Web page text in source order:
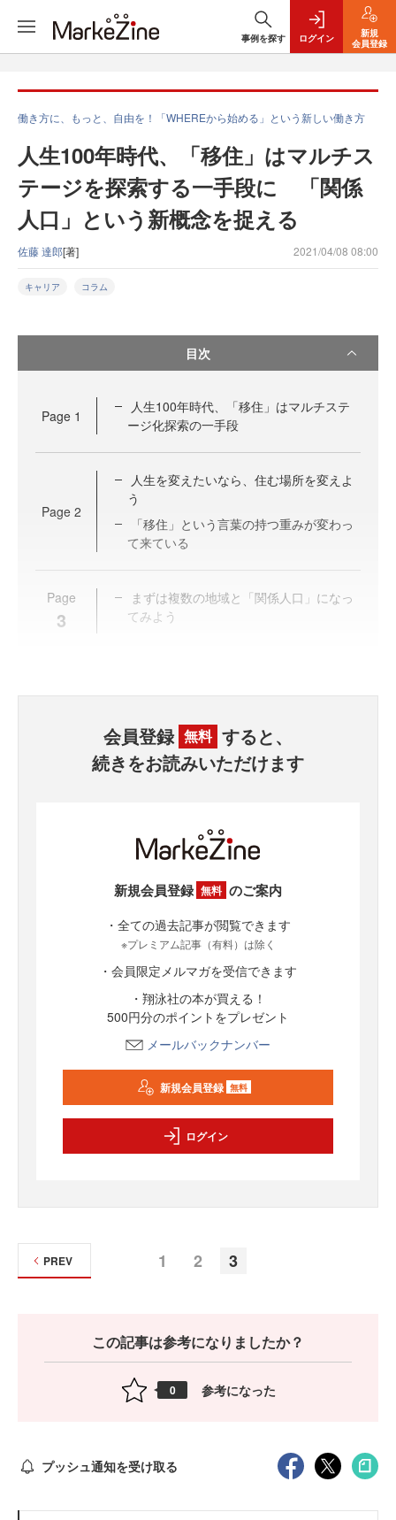
事例を探す ログイン
新規
会員登録
働き方に、もっと、自由を！「WHEREから始める」という新しい働き方
人生100年時代、「移住」はマルチス
テージを探索する一手段に 「関係
人口」という新概念を捉える
佐藤 達郎[著] 2021/04/08 08:00
キャリア コラム
目次
Page 1
人生100年時代、「移住」はマルチステ
ージ化探索の一手段
Page 2
人生を変えたいなら、住む場所を変えよ
う
「移住」という言葉の持つ重みが変わっ
て来ている
Page
3
まずは複数の地域と「関係人口」になっ
てみよう
会員登録 無料 すると、
続きをお読みいただけます
新規会員登録 無料 のご案内
・全ての過去記事が閲覧できます
※プレミアム記事（有料）は除く
・会員限定メルマガを受信できます
・翔泳社の本が買える！
500円分のポイントをプレゼント
メールバックナンバー
新規会員登録 無料
ログイン
1 2 3
PREV
この記事は参考になりましたか？
0 参考になった
プッシュ通知を受け取る